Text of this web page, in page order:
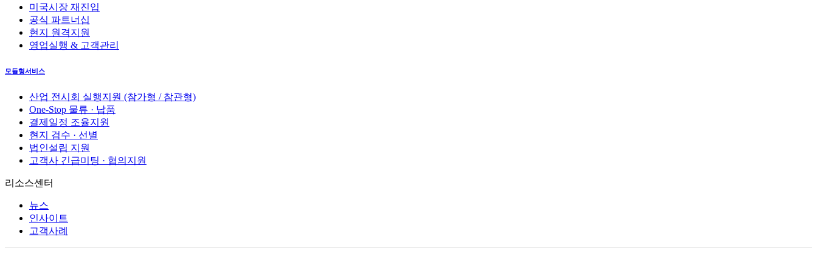
미국시장 재진입
공식 파트너십
현지 원격지원
영업실행 & 고객관리
모듈형서비스
산업 전시회 실행지원 (참가형 / 참관형)
One-Stop 물류 · 납품
결제일정 조율지원
현지 검수 · 선별
법인설립 지원
고객사 긴급미팅 · 협의지원
리소스센터
뉴스
인사이트
고객사례